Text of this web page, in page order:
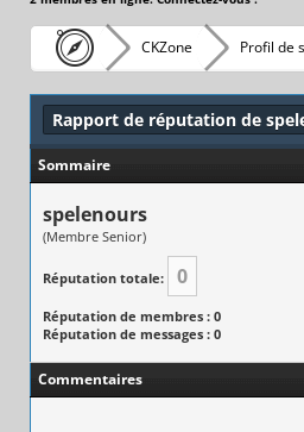
CKZone Profil de
Rapport de réputation de
Sommaire
spelenours
(Membre Senior)
Réputation totale: 0
Réputation de membres : 0
Réputation de messages : 0
Commentaires